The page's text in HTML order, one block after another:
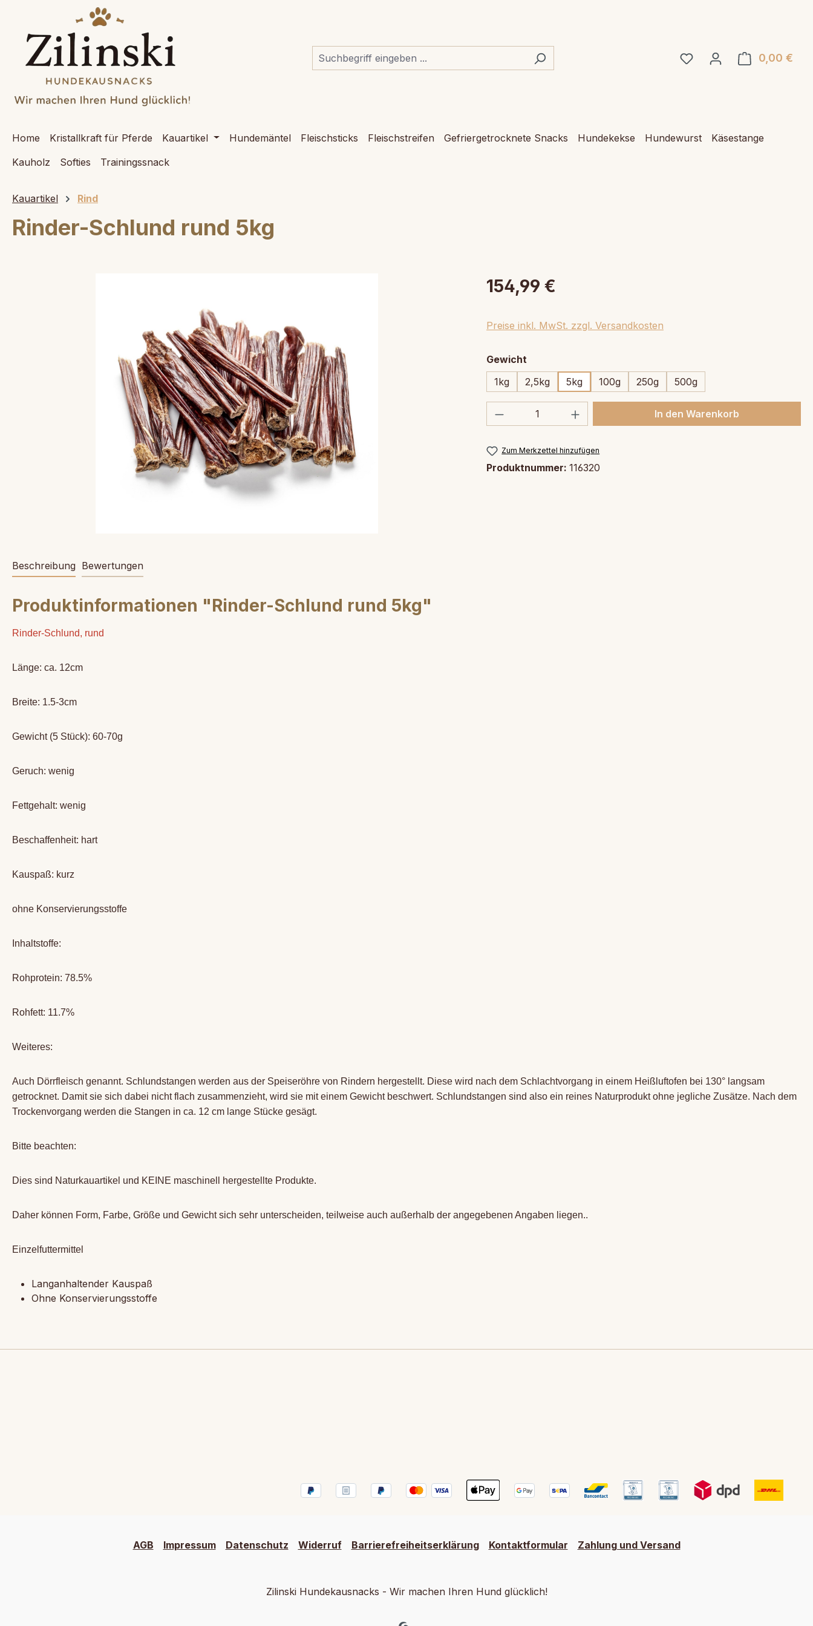
Zur Hauptnavigation springen
0,00 €
Home Kristallkraft für Pferde Kauartikel Hundemäntel Fleischsticks Fleischstreifen Gefriergetrocknete Snacks Hundekekse Hundewurst
Käsestange
Kauholz
Softies Trainingssnack
Kauartikel Rind
Rinder-Schlund rund 5kg
154,99 €
Preise inkl. MwSt. zzgl. Versandkosten
Gewicht
1kg
2,5kg 5kg 100g 250g 500g
Produkt Anzahl: Gib den gewünschten Wert
In den Warenkorb
Zum Merkzettel hinzufügen
Produktnummer: 116320
Beschreibung Bewertungen
Produktinformationen "Rinder-Schlund rund 5kg"
Rinder-Schlund, rund
Länge: ca. 12cm
Breite: 1.5-3cm
Gewicht (5 Stück): 60-70g
Geruch: wenig
Fettgehalt: wenig
Beschaffenheit: hart
Kauspaß: kurz
ohne Konservierungsstoffe
Inhaltstoffe:
Rohprotein: 78.5%
Rohfett: 11.7%
Weiteres:
Auch Dörrfleisch genannt. Schlundstangen werden aus der Speiseröhre von Rindern hergestellt. Diese wird nach dem Schlachtvorgang in einem Heißluftofen bei 130° langsam
getrocknet. Damit sie sich dabei nicht flach zusammenzieht, wird sie mit einem Gewicht beschwert. Schlundstangen sind also ein reines Naturprodukt ohne jegliche Zusätze. Nach dem
Trockenvorgang werden die Stangen in ca. 12 cm lange Stücke gesägt.
Bitte beachten:
Dies sind Naturkauartikel und KEINE maschinell hergestellte Produkte.
Daher können Form, Farbe, Größe und Gewicht sich sehr unterscheiden, teilweise auch außerhalb der angegebenen Angaben liegen..
Einzelfuttermittel
Langanhaltender Kauspaß
Ohne Konservierungsstoffe
AGB Impressum Datenschutz Widerruf Barrierefreiheitserklärung Kontaktformular Zahlung und Versand
Zilinski Hundekausnacks - Wir machen Ihren Hund glücklich!